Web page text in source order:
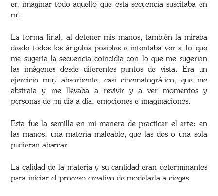
en imaginar todo aquello que esta secuencia suscitaba en
mí.
La forma final, al detener mis manos, también la miraba
desde todos los ángulos posibles e intentaba ver si lo que
me sugería la secuencia coincidía con lo que me sugerían
las imágenes desde diferentes puntos de vista. Era un
ejercicio muy absorbente, casi cinematográfico, que me
abstraía y me llevaba a revivir y a ver momentos y
personas de mi día a día, emociones e imaginaciones.
Esta fue la semilla en mi manera de practicar el arte: en
las manos, una materia maleable, que las dos o una sola
pudieran abarcar.
La calidad de la materia y su cantidad eran determinantes
para iniciar el proceso creativo de modelarla a ciegas.